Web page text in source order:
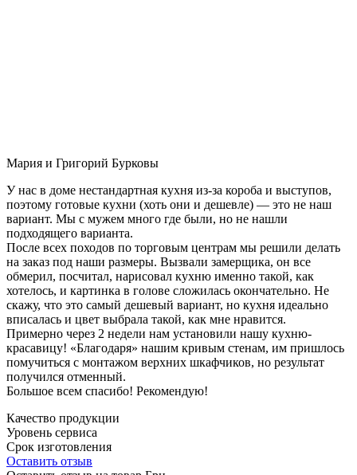
Мария и Григорий Бурковы
У нас в доме нестандартная кухня из-за короба и выступов,
поэтому готовые кухни (хоть они и дешевле) — это не наш
вариант. Мы с мужем много где были, но не нашли
подходящего варианта.
После всех походов по торговым центрам мы решили делать
на заказ под наши размеры. Вызвали замерщика, он все
обмерил, посчитал, нарисовал кухню именно такой, как
хотелось, и картинка в голове сложилась окончательно. Не
скажу, что это самый дешевый вариант, но кухня идеально
вписалась и цвет выбрала такой, как мне нравится.
Примерно через 2 недели нам установили нашу кухню-
красавицу! «Благодаря» нашим кривым стенам, им пришлось
помучиться с монтажом верхних шкафчиков, но результат
получился отменный.
Большое всем спасибо! Рекомендую!
Качество продукции
Уровень сервиса
Срок изготовления
Оставить отзыв